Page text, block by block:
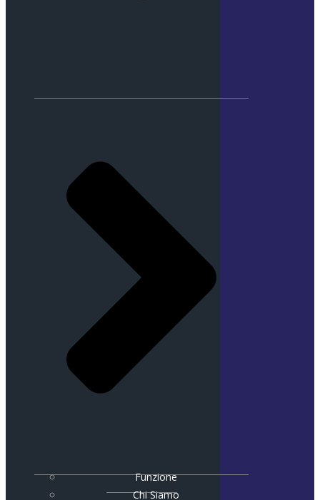
Funzione
Chi Siamo